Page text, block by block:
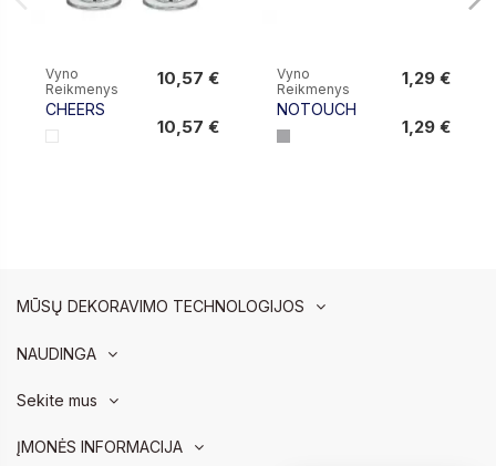
Vyno
Reikmenys
CHEERS
10,57 €
10,57 €
Vyno
Reikmenys
NOTOUCH
1,29 €
1,29 €
MŪSŲ DEKORAVIMO TECHNOLOGIJOS
NAUDINGA
Sekite mus
ĮMONĖS INFORMACIJA